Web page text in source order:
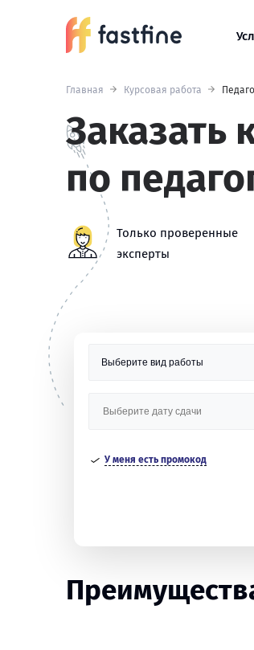
Главная Курсовая работа
Заказать
по
Только проверенные
эксперты
У меня есть промокод